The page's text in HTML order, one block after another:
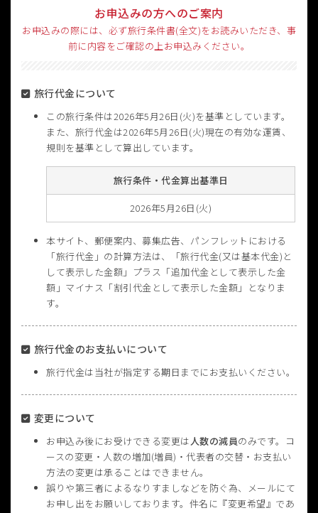
お申込みの方へのご案内
お申込みの際には、必ず旅行条件書(全文)をお読みいただき、事
前に内容をご確認の上お申込みください。
旅行代金について
この旅行条件は2026年5月26日(火)を基準としています。
また、旅行代金は2026年5月26日(火)現在の有効な運賃、
規則を基準として算出しています。
旅行条件・代金算出基準日
2026年5月26日(火)
本サイト、郵便案内、募集広告、パンフレットにおける
「旅行代金」の計算方法は、「旅行代金(又は基本代金)と
して表示した金額」プラス「追加代金として表示した金
額」マイナス「割引代金として表示した金額」となりま
す。
旅行代金のお支払いについて
旅行代金は当社が指定する期日までにお支払いください。
変更について
お申込み後にお受けできる変更は人数の減員のみです。コ
ースの変更・人数の増加(増員)・代表者の交替・お支払い
方法の変更は承ることはできません。
誤りや第三者によるなりすましなどを防ぐ為、メールにて
お申し出をお願いしております。件名に『変更希望』であ